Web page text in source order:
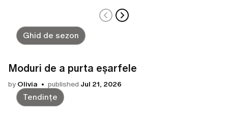
Ghid de sezon
Moduri de a purta eșarfele
by Olivia published Jul 21, 2026
Tendințe